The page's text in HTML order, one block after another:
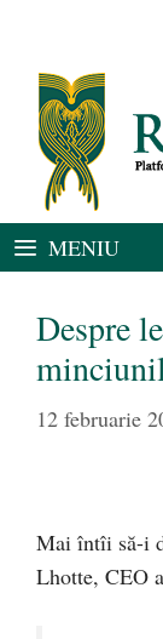
conținut
MENIU
Despre
12 februarie
Mai întîi să-i
Lhotte, CEO